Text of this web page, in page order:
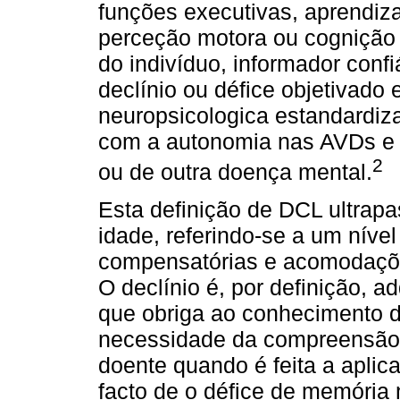
funções executivas,
perceção motora ou
do indivíduo, informador
declínio ou défice objetivado
neuropsicologica
com a autonomia nas AVDs
ou de outra doença mental.2
Esta definição de DCL
idade, referindo-se a um
compensatórias e
O declínio é, por definição,
que obriga ao conhecimento
necessidade da
doente quando é feita a
facto de o défice de